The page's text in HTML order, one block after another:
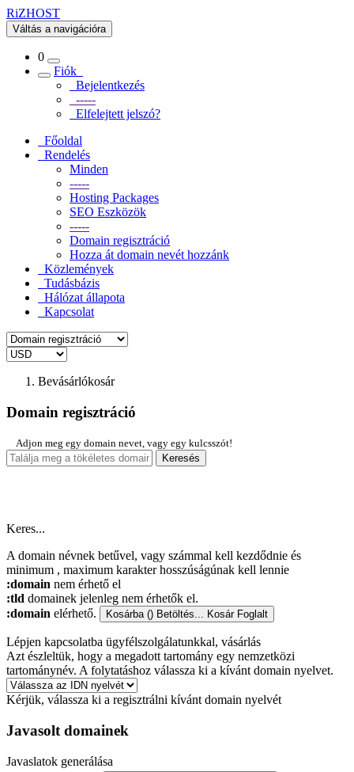
RiZHOST
Váltás a navigációra
0
Fiók
Bejelentkezés
-----
Elfelejtett jelszó?
Főoldal
Rendelés
Minden
-----
Hosting Packages
SEO Eszközök
-----
Domain regisztráció
Hozza át domain nevét hozzánk
Közlemények
Tudásbázis
Hálózat állapota
Kapcsolat
Bevásárlókosár
Domain regisztráció
Adjon meg egy domain nevet, vagy egy kulcsszót!
Keresés
Keres...
A domain névnek betűvel, vagy számmal kell kezdődnie és
minimum , maximum karakter hosszúságúnak kell lennie
:domain nem érhető el
:tld domainek jelenleg nem érhetők el.
:domain elérhető. Kosárba () Betöltés... Kosár Foglalt
Lépjen kapcsolatba ügyfélszolgálatunkkal, vásárlás
Azt észleltük, hogy a megadott tartomány egy nemzetközi
tartománynév. A folytatáshoz válassza ki a kívánt domain nyelvet.
Kérjük, válassza ki a regisztrálni kívánt domain nyelvét
Javasolt domainek
Javaslatok generálása